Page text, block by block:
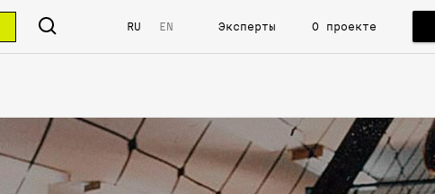
RU EN Эксперты О проекте